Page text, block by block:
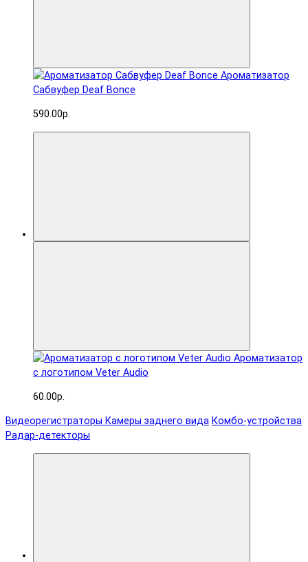
Ароматизатор
Сабвуфер Deaf Bonce
590.00р.
Ароматизатор
с логотипом Veter Audio
60.00р.
Видеорегистраторы Камеры заднего вида Комбо-устройства
Радар-детекторы